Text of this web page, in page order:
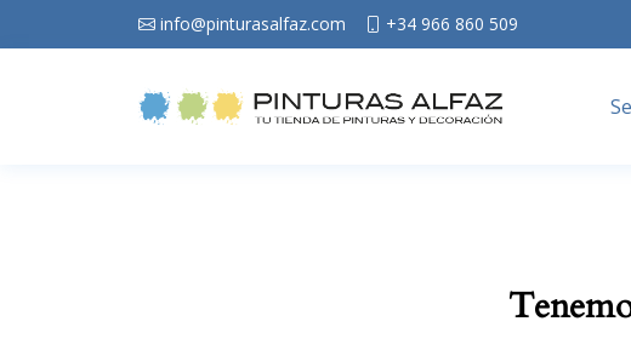
info@pinturasalfaz.com +34 966 860 509